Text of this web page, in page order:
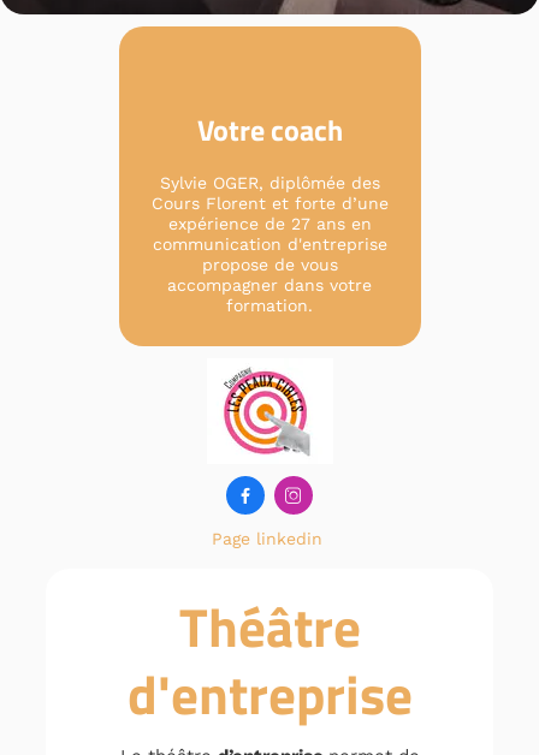
Votre coach
Sylvie OGER, diplômée des
Cours Florent et forte d’une
expérience de 27 ans en
communication d'entreprise
propose de vous
accompagner dans votre
formation.
 
Page linkedin
Théâtre
d'entreprise